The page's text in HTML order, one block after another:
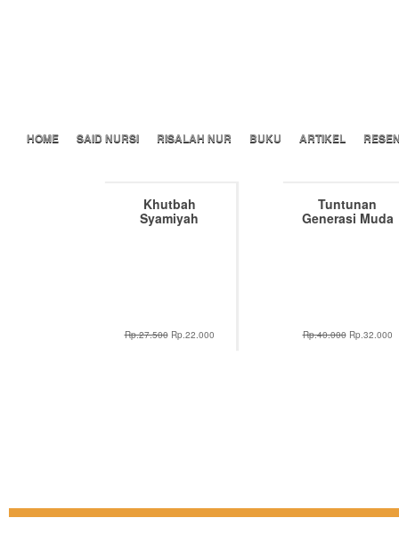
HOME SAID NURSI RISALAH NUR BUKU ARTIKEL
Khutbah
Syamiyah
Rp.27.500Rp.22.000
Tuntunan
Generasi Muda
Rp.40.000Rp.32.000